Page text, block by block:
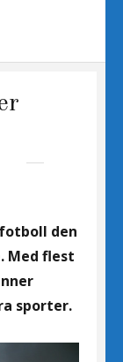
den
Med flest
sporter.